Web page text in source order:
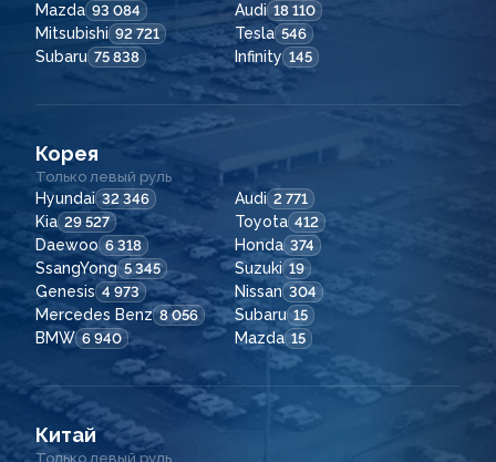
Mazda 93 084 Audi 18 110
Mitsubishi 92 721 Tesla 546
Subaru 75 838 Infinity 145
Корея
Только левый руль
Hyundai 32 346 Audi 2 771
Kia 29 527 Toyota 412
Daewoo 6 318 Honda 374
SsangYong 5 345 Suzuki 19
Genesis 4 973 Nissan 304
Mercedes Benz 8 056 Subaru 15
BMW 6 940 Mazda 15
Китай
Только левый руль